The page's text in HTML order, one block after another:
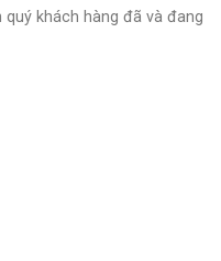
khách hàng đã và đang